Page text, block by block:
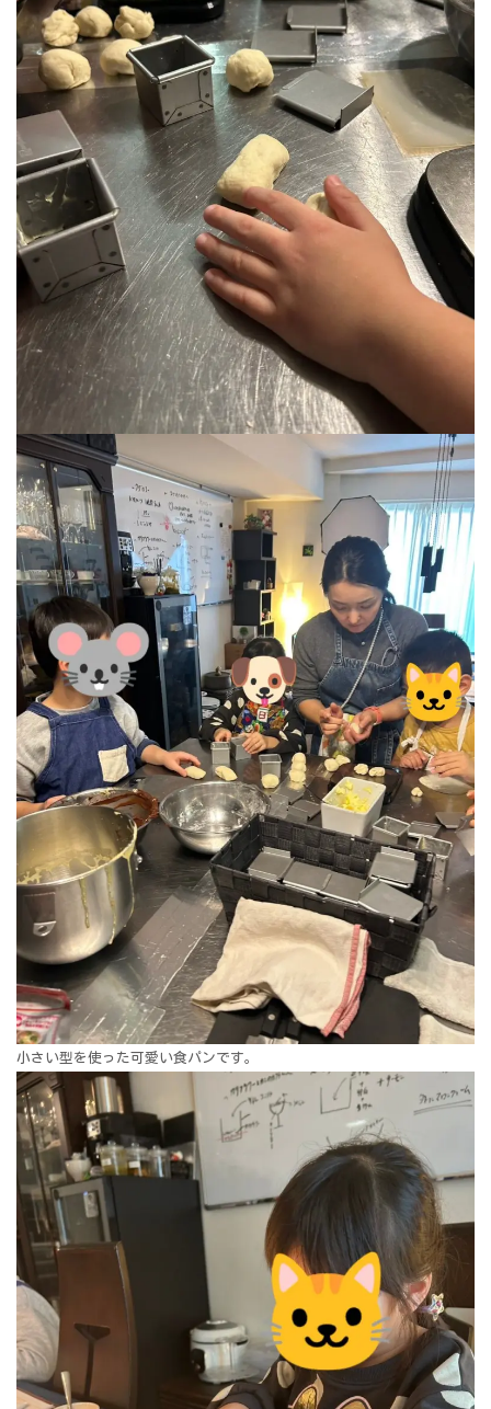
小さい型を使った可愛い食パンです。